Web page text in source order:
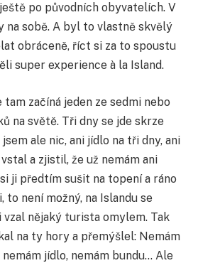
po původních obyvatelích. V
na sobě. A byl to vlastně skvělý
obráceně, říct si za to spoustu
super experience à la Island.
tam začíná jeden ze sedmi nebo
na světě. Tři dny se jde skrze
ale nic, ani jídlo na tři dny, ani
a zjistil, že už nemám ani
ji předtím sušit na topení a ráno
to není možný, na Islandu se
vzal nějaký turista omylem. Tak
na ty hory a přemýšlel: Nemám
jídlo, nemám bundu… Ale